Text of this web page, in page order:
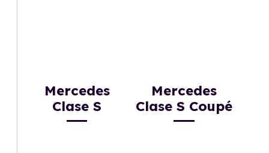
Mercedes
Clase S
Mercedes
Clase S Coupé